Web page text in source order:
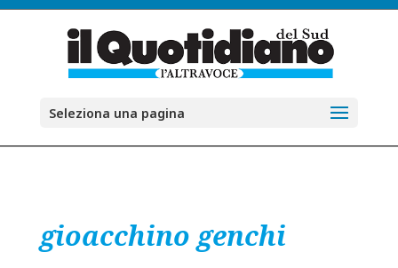
Seleziona una pagina
gioacchino genchi